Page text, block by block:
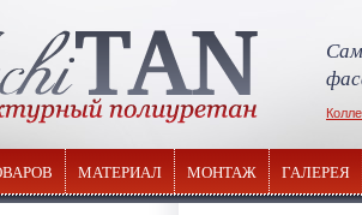
МАТЕРИАЛ МОНТАЖ ГАЛЕРЕЯ